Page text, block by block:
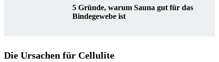
5 Gründe, warum Sauna gut für das
Bindegewebe ist
Die Ursachen für Cellulite